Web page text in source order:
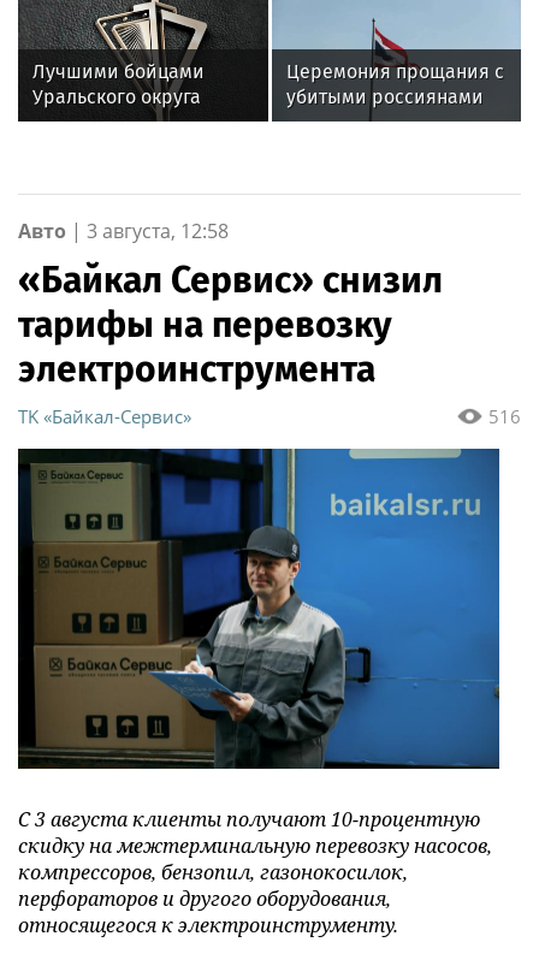
отрасли в Челябинске
грозой 6 августа
Лучшими бойцами
Уральского округа
Росгвардии стали
по охране важных
государственных
объектов
Церемония прощания с
убитыми россиянами
проходит в Таиланде
Авто | 3 августа, 12:58
«Байкал Сервис» снизил
тарифы на перевозку
электроинструмента
516
ТK «Байкал-Сервис»
С 3 августа клиенты получают 10-процентную
скидку на межтерминальную перевозку насосов,
компрессоров, бензопил, газонокосилок,
перфораторов и другого оборудования,
относящегося к электроинструменту.